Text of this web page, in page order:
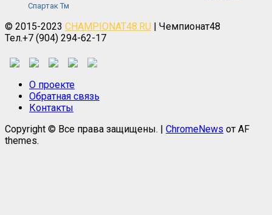
Спартак Тм
© 2015-2023 CHAMPIONAT48.RU | Чемпионат48
Тел.+7 (904) 294-62-17
О проекте
Обратная связь
Контакты
Copyright © Все права защищены.
ChromeNews от AF
themes.